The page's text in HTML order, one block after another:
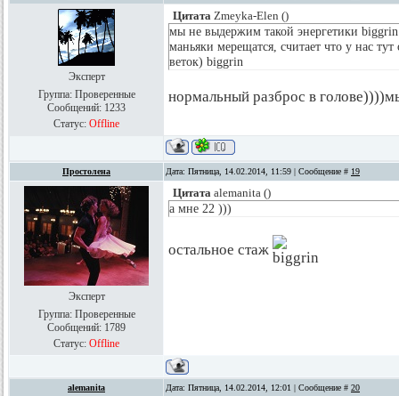
Эксперт
Группа: Проверенные
Сообщений: 1233
Статус: Offline
Цитата Zmeyka-Elen ()
мы не выдержим такой энергетики
маньяки мерещатся, считает что у нас
веток) biggrin
нормальный разброс в
Простолена Дата: Пятница, 14.02.2014, 11:59 | Сообщение # 19
Эксперт
Группа: Проверенные
Сообщений: 1789
Статус: Offline
Цитата alemanita ()
а мне 22 )))
остальное стаж
alemanita Дата: Пятница, 14.02.2014, 12:01 | Сообщение # 20